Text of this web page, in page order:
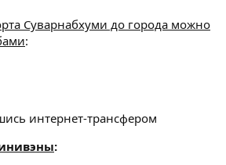
Суварнабхуми до города можно
:
интернет-трансфером
: